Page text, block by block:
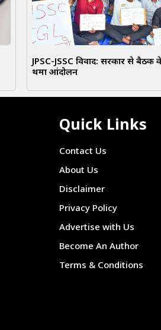
JPSC-JSSC विवाद: सरकार से बैठक
थमा आंदोलन
Quick Links
Contact Us
About Us
Disclaimer
Privacy Policy
Advertise with Us
Become An Author
Terms & Conditions